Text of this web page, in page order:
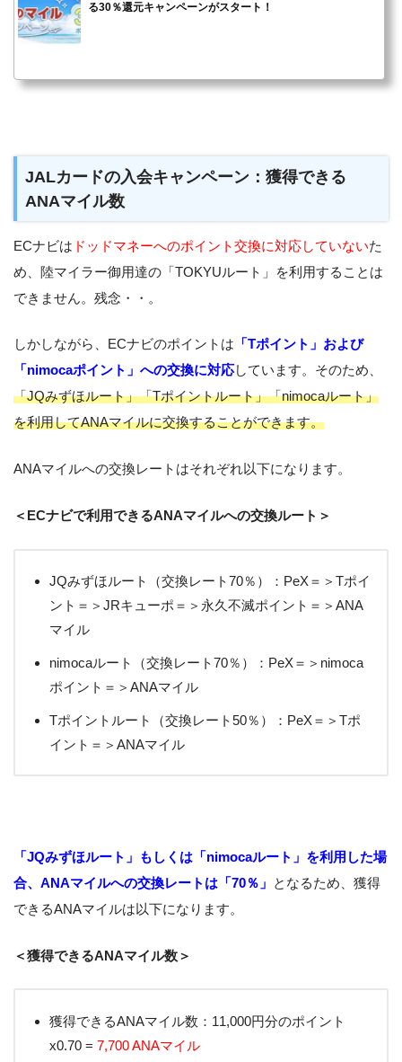
る30％還元キャンペーンがスタート！
JALカードの入会キャンペーン：獲得できる
ANAマイル数
ECナビは ドッドマネーへのポイント交換に対応していないた
め、陸マイラー御用達の「TOKYUルート」を利用することは
できません。残念・・。
しかしながら、ECナビのポイントは 「Tポイント」および
「nimocaポイント」への交換に対応しています。そのため、
「JQみずほルート」「Tポイントルート」「nimocaルート」
を利用してANAマイルに交換することができます。
ANAマイルへの交換レートはそれぞれ以下になります。
＜ECナビで利用できるANAマイルへの交換ルート＞
JQみずほルート（交換レート70％）：PeX＝＞Tポイ
ント＝＞JRキューポ＝＞永久不滅ポイント＝＞ANA
マイル
nimocaルート（交換レート70％）：PeX＝＞nimoca
ポイント＝＞ANAマイル
Tポイントルート（交換レート50％）：PeX＝＞Tポ
イント＝＞ANAマイル
「JQみずほルート」もしくは「nimocaルート」を利用した場
合、ANAマイルへの交換レートは「70％」 となるため、獲得
できるANAマイルは以下になります。
＜獲得できるANAマイル数＞
獲得できるANAマイル数：11,000円分のポイント
x0.70 = 7,700 ANAマイル